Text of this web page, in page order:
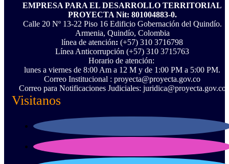
EMPRESA PARA EL DESARROLLO TERRITORIAL
PROYECTA Nit: 801004883-0.
Calle 20 Nº 13-22 Piso 16 Edificio Gobernación del Quindío.
Armenia, Quindío, Colombia
línea de atención: (+57) 310 3716798
Línea Anticorrupción ‪(+57) 310 3715763‬
Horario de atención:
lunes a viernes de 8:00 Am a 12 M y de 1:00 PM a 5:00 PM.
Correo Institucional : proyecta@proyecta.gov.co
Correo para Notificaciones Judiciales: juridica@proyecta.gov.co
Visitanos